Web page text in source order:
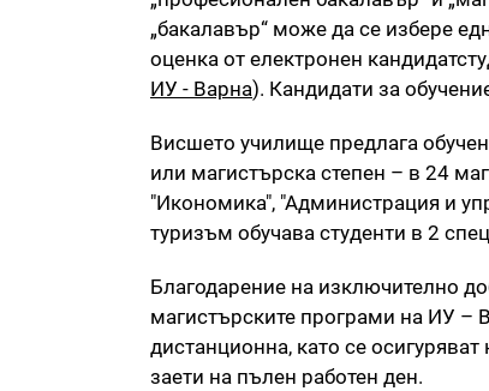
„бакалавър“ може да се избере
оценка от електронен
ИУ - Варна). Кандидати за
Висшето училище предлага
или магистърска степен – в 24
"Икономика", "Администрация и
туризъм обучава студенти в 2
Благодарение на изключително
магистърските програми на ИУ –
дистанционна, като се
заети на пълен работен ден.